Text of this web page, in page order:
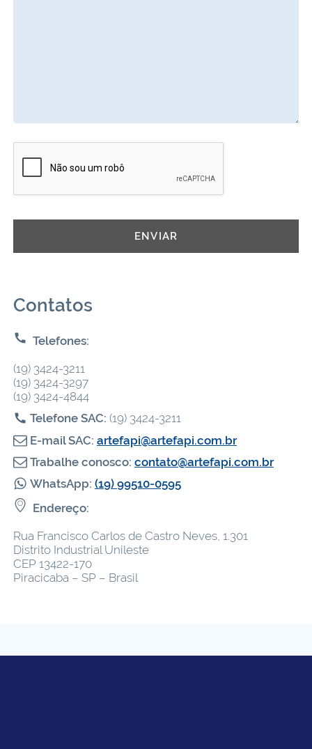
Contatos
Telefones:
(19) 3424-3211
(19) 3424-3297
(19) 3424-4844
Telefone SAC: (19) 3424-3211
E-mail SAC: artefapi@artefapi.com.br
Trabalhe conosco: contato@artefapi.com.br
WhatsApp: (19) 99510-0595
Endereço:
Rua Francisco Carlos de Castro Neves, 1.301
Distrito Industrial Unileste
CEP 13422-170
Piracicaba – SP – Brasil